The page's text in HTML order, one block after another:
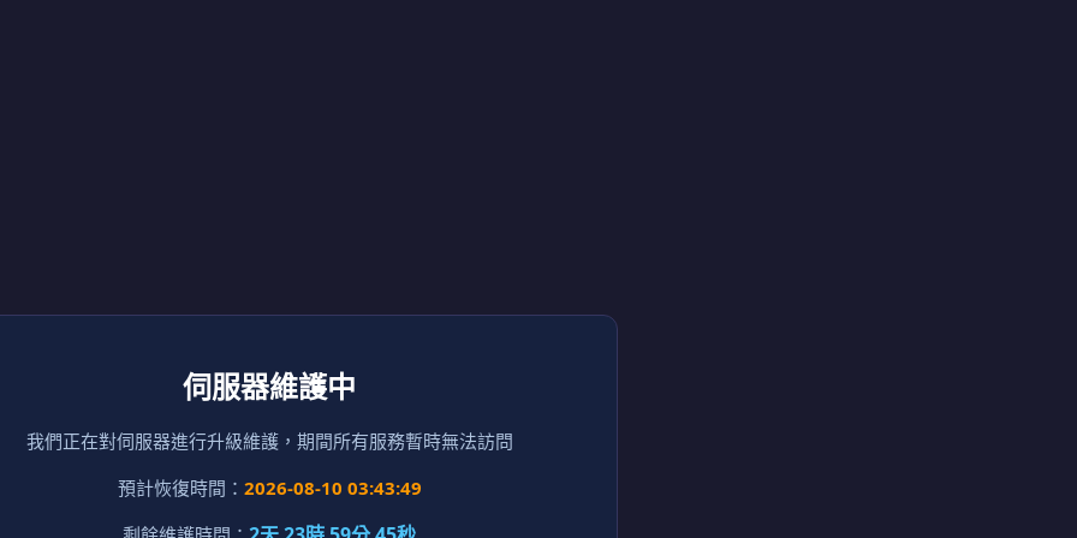
伺服器維護中
我們正在對伺服器進行升級維護，期間所有服務暫時無法訪問
預計恢復時間： 2026-08-10 03:43:49